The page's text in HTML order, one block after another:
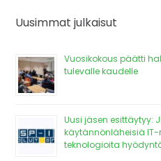
Uusimmat julkaisut
Vuosikokous päätti
tulevalle kaudelle
Uusi jäsen esittäytyy:
käytännönläheisiä
teknologioita